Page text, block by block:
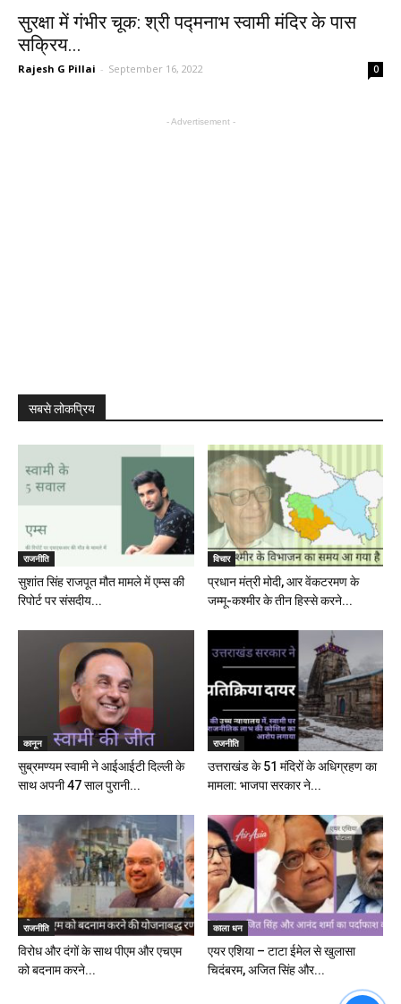
सुरक्षा में गंभीर चूक: श्री पद्मनाभ स्वामी मंदिर के पास
सक्रिय...
Rajesh G Pillai - September 16, 2022 0
- Advertisement -
सबसे लोकप्रिय
राजनीति
सुशांत सिंह राजपूत मौत मामले में एम्स की
रिपोर्ट पर संसदीय...
विचार
प्रधान मंत्री मोदी, आर वेंकटरमण के
जम्मू-कश्मीर के तीन हिस्से करने...
कानून
सुब्रमण्यम स्वामी ने आईआईटी दिल्ली के
साथ अपनी 47 साल पुरानी...
राजनीति
उत्तराखंड के 51 मंदिरों के अधिग्रहण का
मामला: भाजपा सरकार ने...
राजनीति
विरोध और दंगों के साथ पीएम और एचएम
को बदनाम करने...
काला धन
एयर एशिया – टाटा ईमेल से खुलासा
चिदंबरम, अजित सिंह और...